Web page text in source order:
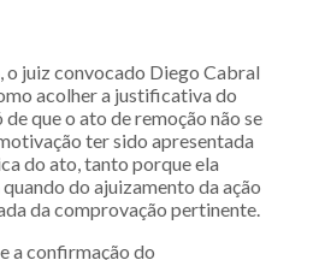
o juiz convocado Diego Cabral
acolher a justificativa do
que o ato de remoção não se
ter sido apresentada
do ato, tanto porque ela
do ajuizamento da ação
da comprovação pertinente.
a confirmação do